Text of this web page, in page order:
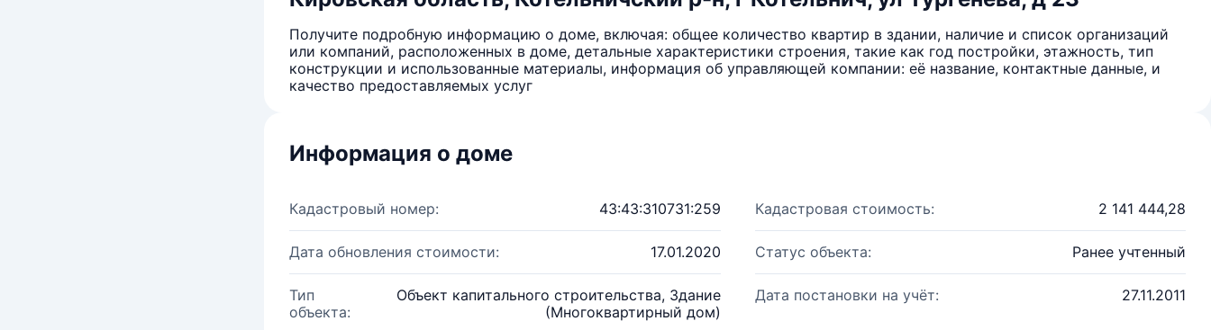
Получите подробную информацию о доме, включая: общее количество квартир в здании, наличие и список организаций
или компаний, расположенных в доме, детальные характеристики строения, такие как год постройки, этажность, тип
конструкции и использованные материалы, информация об управляющей компании: её название, контактные данные, и
качество предоставляемых услуг
Информация о доме
Кадастровый номер: 43:43:310731:259 Кадастровая стоимость: 2 141 444,28
Дата обновления стоимости: 17.01.2020 Статус объекта: Ранее учтенный
Тип
объекта:
Объект капитального строительства, Здание
(Многоквартирный дом)
Дата постановки на учёт: 27.11.2011